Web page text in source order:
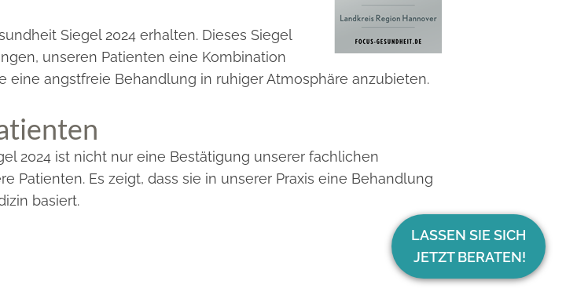
Siegel 2024 erhalten. Dieses Siegel
unseren Patienten eine Kombination
angstfreie Behandlung in ruhiger Atmosphäre anzubieten.
2024 ist nicht nur eine Bestätigung unserer fachlichen
Patienten. Es zeigt, dass sie in unserer Praxis eine Behandlung
basiert.
LASSEN SIE SICH
JETZT BERATEN!